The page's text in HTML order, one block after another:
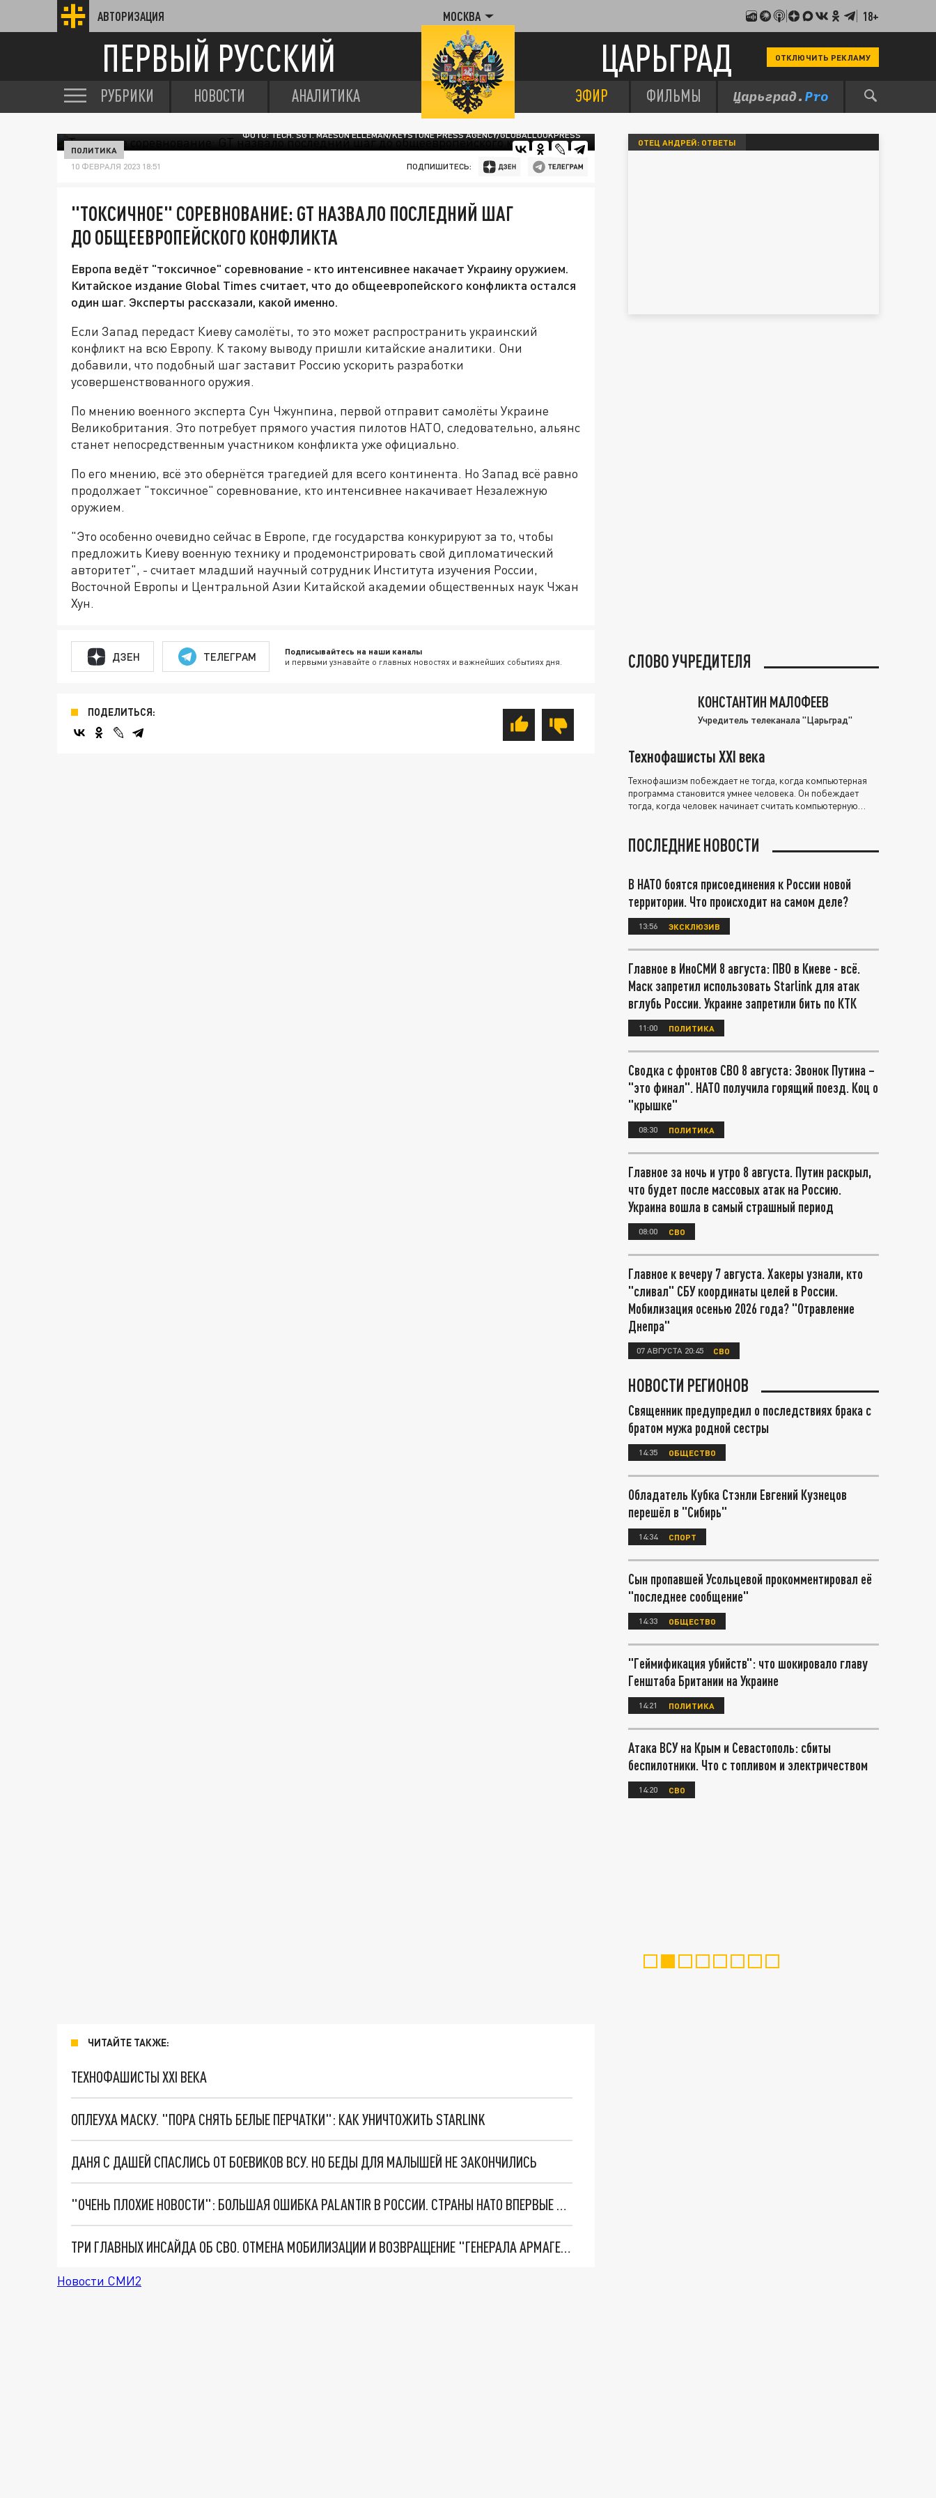
АВТОРИЗАЦИЯ МОСКВА 18+
ПЕРВЫЙ РУССКИЙ ЦАРЬГРАД ОТКЛЮЧИТЬ РЕКЛАМУ
РУБРИКИ НОВОСТИ АНАЛИТИКА ЭФИР ФИЛЬМЫ
ФОТО: TECH. SGT. MAESON ELLEMAN/KEYSTONE PRESS AGENCY/GLOBALLOOKPRESS
ПОЛИТИКА
10 ФЕВРАЛЯ 2023 18:51 ПОДПИШИТЕСЬ:
"ТОКСИЧНОЕ" СОРЕВНОВАНИЕ: GT НАЗВАЛО ПОСЛЕДНИЙ ШАГ
ДО ОБЩЕЕВРОПЕЙСКОГО КОНФЛИКТА
Европа ведёт "токсичное" соревнование - кто интенсивнее накачает Украину оружием.
Китайское издание Global Times считает, что до общеевропейского конфликта остался
один шаг. Эксперты рассказали, какой именно.
Если Запад передаст Киеву самолёты, то это может распространить украинский
конфликт на всю Европу. К такому выводу пришли китайские аналитики. Они
добавили, что подобный шаг заставит Россию ускорить разработки
усовершенствованного оружия.
По мнению военного эксперта Сун Чжунпина, первой отправит самолёты Украине
Великобритания. Это потребует прямого участия пилотов НАТО, следовательно, альянс
станет непосредственным участником конфликта уже официально.
По его мнению, всё это обернётся трагедией для всего континента. Но Запад всё равно
продолжает "токсичное" соревнование, кто интенсивнее накачивает Незалежную
оружием.
"Это особенно очевидно сейчас в Европе, где государства конкурируют за то, чтобы
предложить Киеву военную технику и продемонстрировать свой дипломатический
авторитет", - считает младший научный сотрудник Института изучения России,
Восточной Европы и Центральной Азии Китайской академии общественных наук Чжан
Хун.
ДЗЕН ТЕЛЕГРАМ Подписывайтесь на наши каналы
и первыми узнавайте о главных новостях и важнейших событиях дня.
ПОДЕЛИТЬСЯ:
ЧИТАЙТЕ ТАКЖЕ:
ТЕХНОФАШИСТЫ XXI ВЕКА
ОПЛЕУХА МАСКУ. "ПОРА СНЯТЬ БЕЛЫЕ ПЕРЧАТКИ": КАК УНИЧТОЖИТЬ STARLINK
ДАНЯ С ДАШЕЙ СПАСЛИСЬ ОТ БОЕВИКОВ ВСУ. НО БЕДЫ ДЛЯ МАЛЫШЕЙ НЕ ЗАКОНЧИЛИСЬ
"ОЧЕНЬ ПЛОХИЕ НОВОСТИ": БОЛЬШАЯ ОШИБКА PALANTIR В РОССИИ. СТРАНЫ НАТО ВПЕРВЫЕ ЗА СВО ОСТАНОВИЛИ ПОСТАВКИ ОРУЖИЯ. ВСУ ТЕРЯЮТ ПРИГРАНИЧЬЕ?
ТРИ ГЛАВНЫХ ИНСАЙДА ОБ СВО. ОТМЕНА МОБИЛИЗАЦИИ И ВОЗВРАЩЕНИЕ "ГЕНЕРАЛА АРМАГЕДДОНА"? ОТЛИЧНЫЕ НОВОСТИ, КОТОРЫЕ ЖДАЛИ ВСЕ
Новости СМИ2
ОТЕЦ АНДРЕЙ: ОТВЕТЫ
СЛОВО УЧРЕДИТЕЛЯ
КОНСТАНТИН МАЛОФЕЕВ
Учредитель телеканала "Царьград"
Технофашисты XXI века
Технофашизм побеждает не тогда, когда компьютерная
программа становится умнее человека. Он побеждает
тогда, когда человек начинает считать компьютерную
ПОСЛЕДНИЕ НОВОСТИ
В НАТО боятся присоединения к России новой
территории. Что происходит на самом деле?
13:56 ЭКСКЛЮЗИВ
Главное в ИноСМИ 8 августа: ПВО в Киеве - всё.
Маск запретил использовать Starlink для атак
вглубь России. Украине запретили бить по КТК
11:00 ПОЛИТИКА
Сводка с фронтов СВО 8 августа: Звонок Путина –
"это финал". НАТО получила горящий поезд. Коц о
"крышке"
08:30 ПОЛИТИКА
Главное за ночь и утро 8 августа. Путин раскрыл,
что будет после массовых атак на Россию.
Украина вошла в самый страшный период
08:00 СВО
Главное к вечеру 7 августа. Хакеры узнали, кто
"сливал" СБУ координаты целей в России.
Мобилизация осенью 2026 года? "Отравление
Днепра"
07 АВГУСТА 20:45 СВО
НОВОСТИ РЕГИОНОВ
Священник предупредил о последствиях брака с
братом мужа родной сестры
14:35 ОБЩЕСТВО
Обладатель Кубка Стэнли Евгений Кузнецов
перешёл в "Сибирь"
14:34 СПОРТ
Сын пропавшей Усольцевой прокомментировал её
"последнее сообщение"
14:33 ОБЩЕСТВО
"Геймификация убийств": что шокировало главу
Генштаба Британии на Украине
14:21 ПОЛИТИКА
Атака ВСУ на Крым и Севастополь: сбиты
беспилотники. Что с топливом и электричеством
14:20 СВО